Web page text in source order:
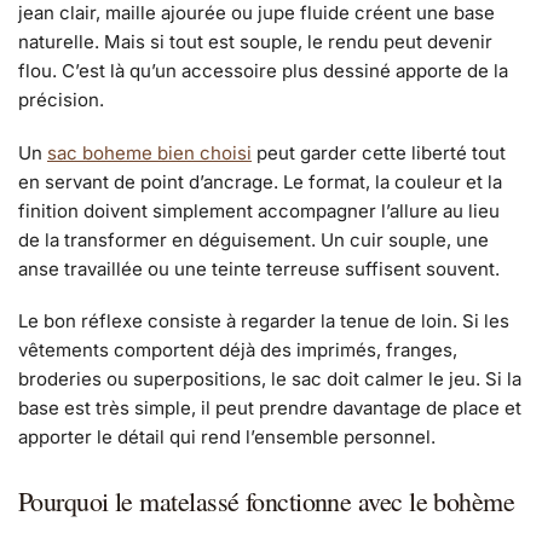
jean clair, maille ajourée ou jupe fluide créent une base
naturelle. Mais si tout est souple, le rendu peut devenir
flou. C’est là qu’un accessoire plus dessiné apporte de la
précision.
Un sac boheme bien choisi peut garder cette liberté tout
en servant de point d’ancrage. Le format, la couleur et la
finition doivent simplement accompagner l’allure au lieu
de la transformer en déguisement. Un cuir souple, une
anse travaillée ou une teinte terreuse suffisent souvent.
Le bon réflexe consiste à regarder la tenue de loin. Si les
vêtements comportent déjà des imprimés, franges,
broderies ou superpositions, le sac doit calmer le jeu. Si la
base est très simple, il peut prendre davantage de place et
apporter le détail qui rend l’ensemble personnel.
Pourquoi le matelassé fonctionne avec le bohème